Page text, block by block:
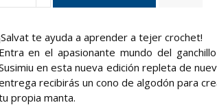
te ayuda a aprender a tejer crochet!
Entra en el apasionante mundo del
en esta nueva edición repleta de
recibirás un cono de algodón para
propia manta.